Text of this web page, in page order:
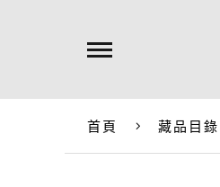
首頁 藏品目錄